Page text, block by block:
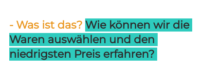
- Was ist das? Wie können wir die
Waren auswählen und den
niedrigsten Preis erfahren?